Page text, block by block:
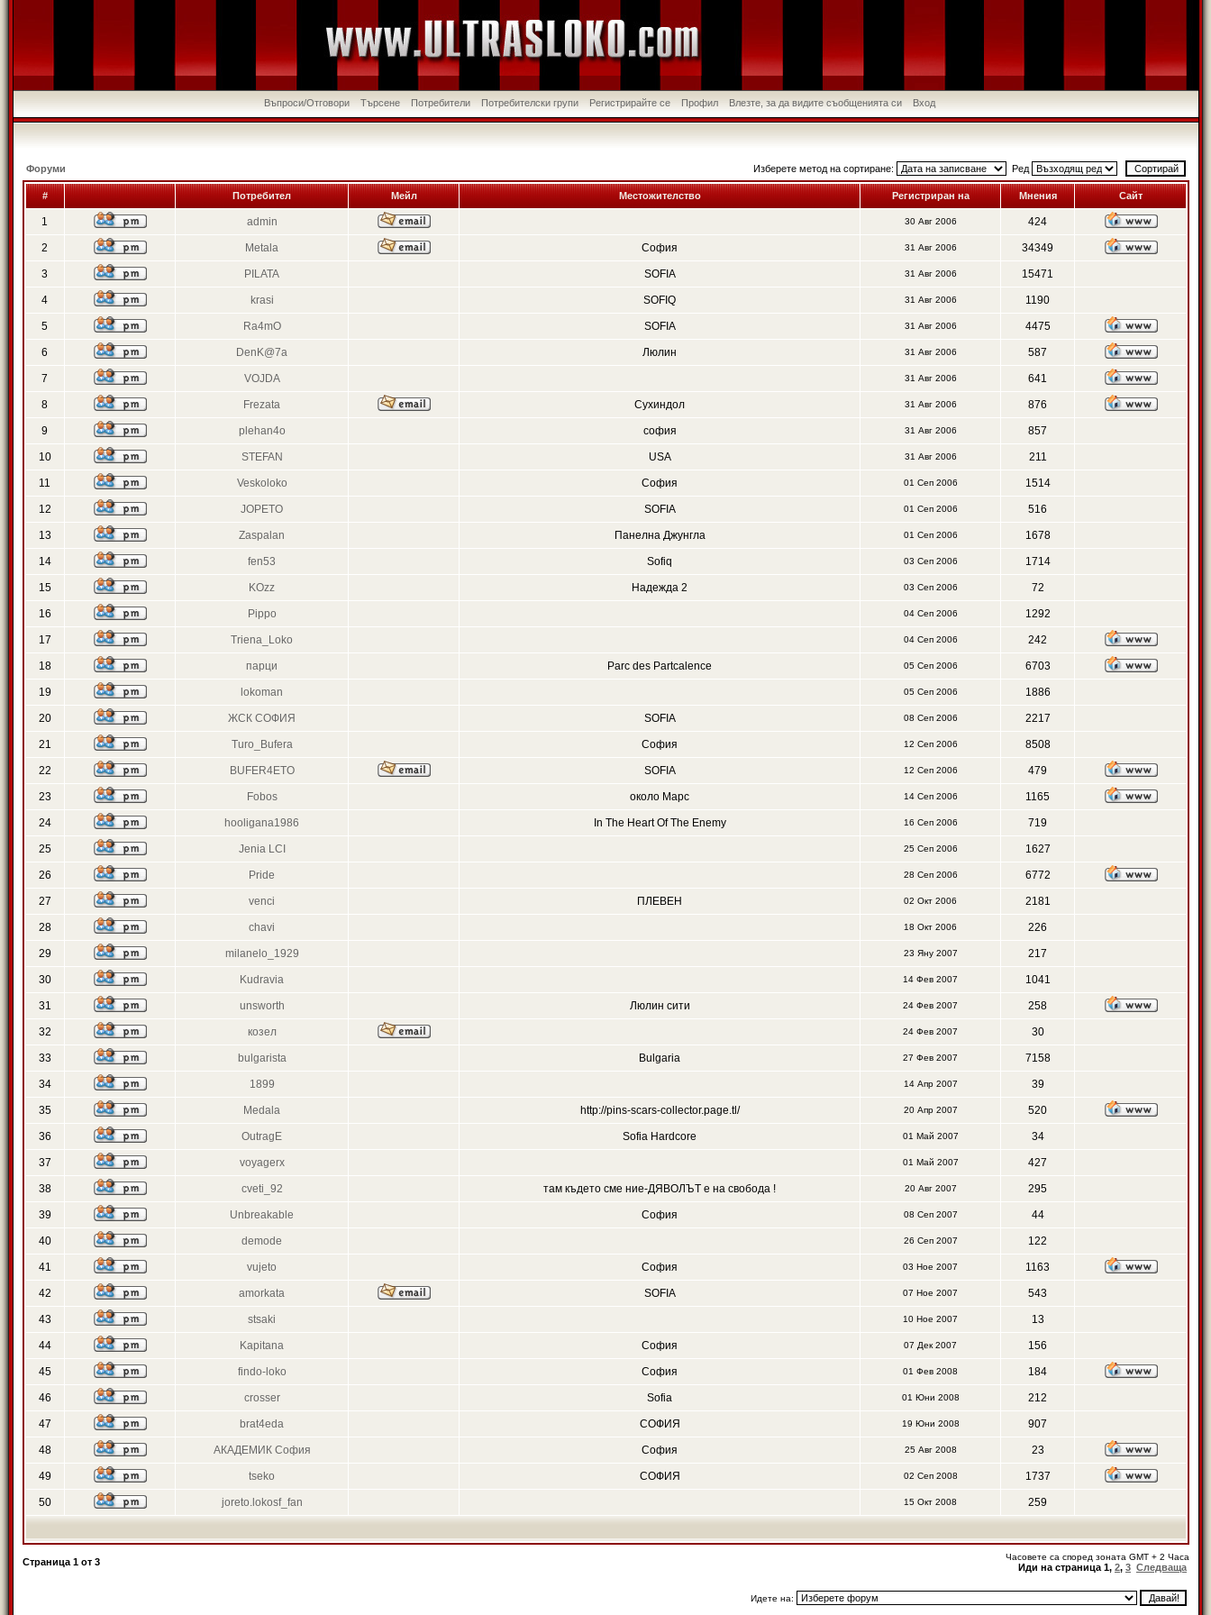
Въпроси/Отговори Търсене Потребители Потребителски групи Регистрирайте се Профил Влезте, за да видите съобщенията си Вход
Форуми Изберете метод на сортиране: Ред
# Потребител Мейл Местожителство Регистриран на Мнения Сайт
1 admin 30 Авг 2006 424
2 Metala София 31 Авг 2006 34349
3 PILATA SOFIA 31 Авг 2006 15471
4 krasi SOFIQ 31 Авг 2006 1190
5 Ra4mO SOFIA 31 Авг 2006 4475
6 DenK@7a Люлин 31 Авг 2006 587
7 VOJDA 31 Авг 2006 641
8 Frezata Сухиндол 31 Авг 2006 876
9 plehan4o софия 31 Авг 2006 857
10 STEFAN USA 31 Авг 2006 211
11 Veskoloko София 01 Сеп 2006 1514
12 JOPETO SOFIA 01 Сеп 2006 516
13 Zaspalan Панелна Джунгла 01 Сеп 2006 1678
14 fen53 Sofiq 03 Сеп 2006 1714
15 KOzz Надежда 2 03 Сеп 2006 72
16 Pippo 04 Сеп 2006 1292
17 Triena_Loko 04 Сеп 2006 242
18 парци Parc des Partcalence 05 Сеп 2006 6703
19 lokoman 05 Сеп 2006 1886
20 ЖСК СОФИЯ SOFIA 08 Сеп 2006 2217
21 Turo_Bufera София 12 Сеп 2006 8508
22 BUFER4ETO SOFIA 12 Сеп 2006 479
23 Fobos около Марс 14 Сеп 2006 1165
24 hooligana1986 In The Heart Of The Enemy 16 Сеп 2006 719
25 Jenia LCI 25 Сеп 2006 1627
26 Pride 28 Сеп 2006 6772
27 venci ПЛЕВЕН 02 Окт 2006 2181
28 chavi 18 Окт 2006 226
29 milanelo_1929 23 Яну 2007 217
30 Kudravia 14 Фев 2007 1041
31 unsworth Люлин сити 24 Фев 2007 258
32 козел 24 Фев 2007 30
33 bulgarista Bulgaria 27 Фев 2007 7158
34 1899 14 Апр 2007 39
35 Medala http://pins-scars-collector.page.tl/ 20 Апр 2007 520
36 OutragE Sofia Hardcore 01 Май 2007 34
37 voyagerx 01 Май 2007 427
38 cveti_92 там където сме ние-ДЯВОЛЪТ е на свобода ! 20 Авг 2007 295
39 Unbreakable София 08 Сеп 2007 44
40 demode 26 Сеп 2007 122
41 vujeto София 03 Ное 2007 1163
42 amorkata SOFIA 07 Ное 2007 543
43 stsaki 10 Ное 2007 13
44 Kapitana София 07 Дек 2007 156
45 findo-loko София 01 Фев 2008 184
46 crosser Sofia 01 Юни 2008 212
47 brat4eda СОФИЯ 19 Юни 2008 907
48 АКАДЕМИК София София 25 Авг 2008 23
49 tseko СОФИЯ 02 Сеп 2008 1737
50 joreto.lokosf_fan 15 Окт 2008 259
Страница 1 от 3 Часовете са според зоната GMT + 2 Часа
Иди на страница 1, 2, 3 Следваща
Идете на: